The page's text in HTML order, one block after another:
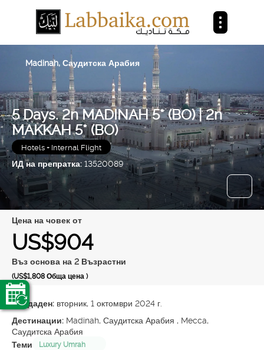
5 Days. 2n MADINAH 5* (BO) | 2n
MAKKAH 5* (BO)
Hotels + Internal Flight
ИД на препратка: 13520089
Madinah, Саудитска Арабия
цена на човек от
US$904
Въз основа на 2 Възрастни
(US$1,808Обща цена )
Създаден: вторник, 1 октомври 2024 г.
Дестинации: Madinah, Саудитска Арабия , Mecca,
Саудитска Арабия
Теми
Luxury Umrah